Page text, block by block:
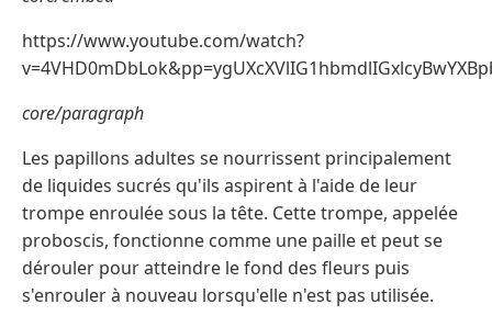
https://www.youtube.com/watch?
core/paragraph
Les papillons adultes se nourrissent principalement
de liquides sucrés qu'ils aspirent à l'aide de leur
trompe enroulée sous la tête. Cette trompe, appelée
proboscis, fonctionne comme une paille et peut se
dérouler pour atteindre le fond des fleurs puis
s'enrouler à nouveau lorsqu'elle n'est pas utilisée.